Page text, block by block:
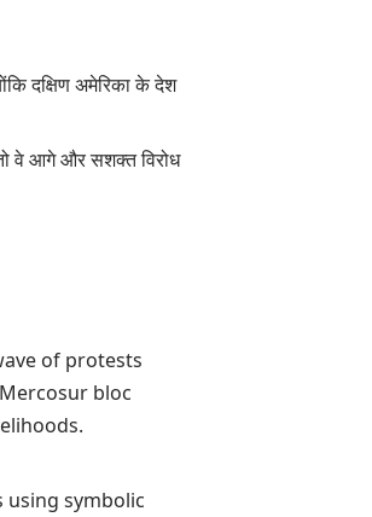
दक्षिण अमेरिका के देश
वे आगे और सशक्त विरोध
of protests
bloc
using symbolic